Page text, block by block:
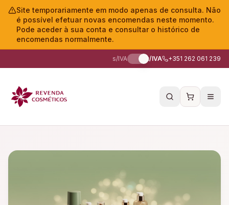
Site temporariamente em modo apenas de consulta. Não
é possível efetuar novas encomendas neste momento.
Pode aceder à sua conta e consultar o histórico de
encomendas normalmente.
s/IVA c/IVA +351 262 061 239